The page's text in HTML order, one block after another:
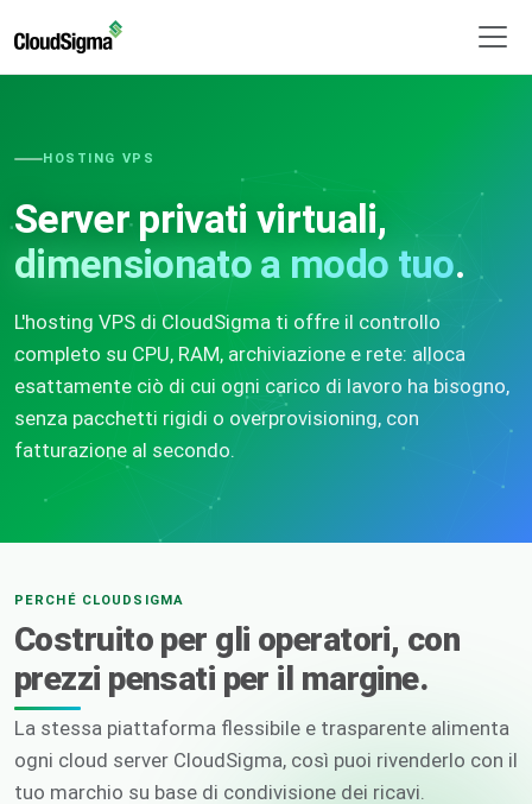
HOSTING VPS
Server privati virtuali,
dimensionato a modo tuo.
L'hosting VPS di CloudSigma ti offre il controllo
completo su CPU, RAM, archiviazione e rete: alloca
esattamente ciò di cui ogni carico di lavoro ha bisogno,
senza pacchetti rigidi o overprovisioning, con
fatturazione al secondo.
PERCHÉ CLOUDSIGMA
Costruito per gli operatori, con
prezzi pensati per il margine.
La stessa piattaforma flessibile e trasparente alimenta
ogni cloud server CloudSigma, così puoi rivenderlo con il
tuo marchio su base di condivisione dei ricavi.